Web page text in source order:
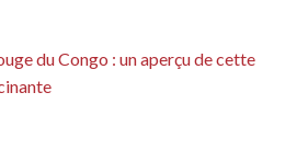
du Congo : un aperçu de cette